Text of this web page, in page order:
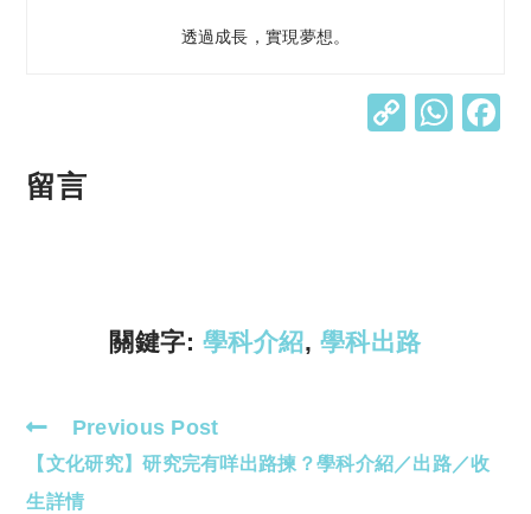
透過成長，實現夢想。
C W
留言
關鍵字: 學科介紹, 學科出路
Read
more
articles
Previous Post
【文化研究】研究完有咩出路揀？學科介紹／出路／收
生詳情